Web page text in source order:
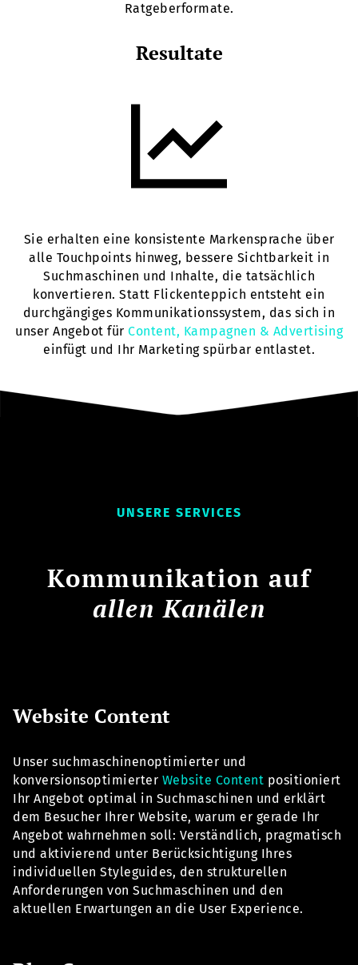
Ratgeberformate.
Resultate
Sie erhalten eine konsistente Markensprache über
alle Touchpoints hinweg, bessere Sichtbarkeit in
Suchmaschinen und Inhalte, die tatsächlich
konvertieren. Statt Flickenteppich entsteht ein
durchgängiges Kommunikationssystem, das sich in
unser Angebot für Content, Kampagnen & Advertising
einfügt und Ihr Marketing spürbar entlastet.
UNSERE SERVICES
Kommunikation auf
allen Kanälen
Website Content
Unser suchmaschinenoptimierter und
konversionsoptimierter Website Content positioniert
Ihr Angebot optimal in Suchmaschinen und erklärt
dem Besucher Ihrer Website, warum er gerade Ihr
Angebot wahrnehmen soll: Verständlich, pragmatisch
und aktivierend unter Berücksichtigung Ihres
individuellen Styleguides, den strukturellen
Anforderungen von Suchmaschinen und den
aktuellen Erwartungen an die User Experience.